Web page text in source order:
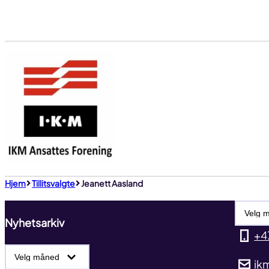
innhold
Hjem Tillitsvalgte Jeanett Aasland
Nyhetsarkiv
Nyhetsarkiv